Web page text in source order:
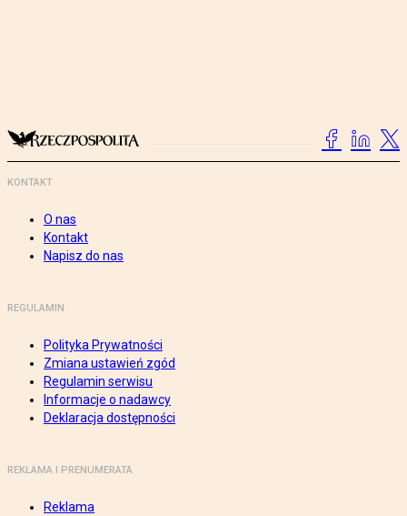
KONTAKT
O nas
Kontakt
Napisz do nas
REGULAMIN
Polityka Prywatności
Zmiana ustawień zgód
Regulamin serwisu
Informacje o nadawcy
Deklaracja dostępności
REKLAMA I PRENUMERATA
Reklama